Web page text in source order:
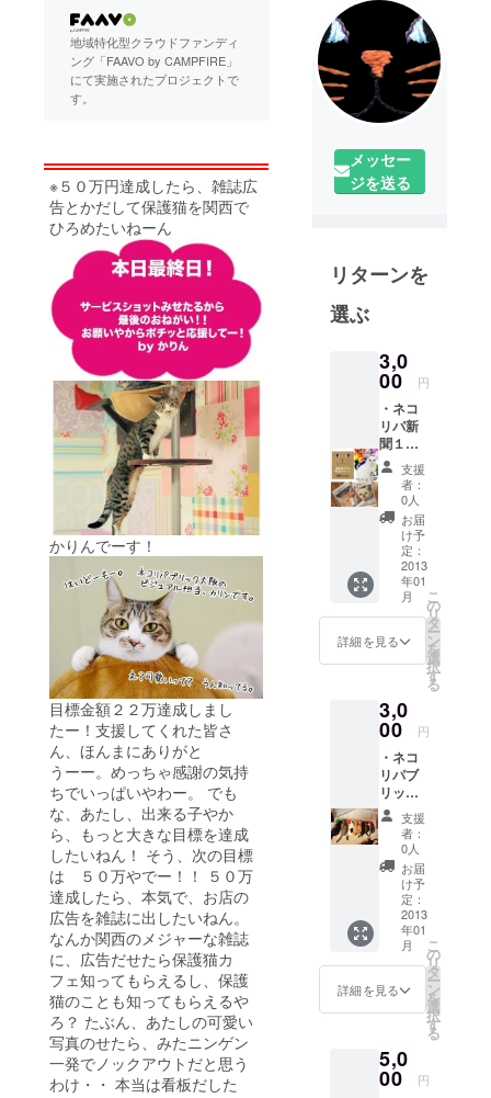
地域特化型クラウドファンディ
ング「FAAVO by CAMPFIRE」
にて実施されたプロジェクトで
す。
※５０万円達成したら、雑誌広
告とかだして保護猫を関西で
ひろめたいねーん
かりんでーす！
目標金額２２万達成しまし
たー！支援してくれた皆さ
ん、ほんまにありがと
うーー。めっちゃ感謝の気持
ちでいっぱいやわー。 でも
な、あたし、出来る子やか
ら、もっと大きな目標を達成
したいねん！ そう、次の目標
は ５０万やでー！！ ５０万
達成したら、本気で、お店の
広告を雑誌に出したいねん。
なんか関西のメジャーな雑誌
に、広告だせたら保護猫カ
フェ知ってもらえるし、保護
猫のことも知ってもらえるや
ろ？ たぶん、あたしの可愛い
写真のせたら、みたニンゲン
一発でノックアウトだと思う
わけ・・ 本当は看板だした
メッセー
ジを送る
リターンを
選ぶ
3,0
00 円
・ネコ
リパ新
聞１
号 ２
号ご自
宅まで
お届け
・ネコ
ブロマ
イド
（人気
大阪ネ
コベス
ト３
３枚）
回券
30分
【ネコ
リパ新
聞１
号 ２
号と
は】 当
店オリ
ジナル
の猫ま
みれ新
聞！大
阪ねこ
も虎視
眈々と
表紙を
いま
す。
支援
者：
0人
お届
け予
定：
2013
年01
月
詳細を見る
こ
の
リ
タ
ー
ン
を
選
択
す
る
3,0
00 円
・ネコ
リパブ
リック
大阪猫1
匹の1ヶ
月分の
ご飯代
金&トイ
レ代金
※お客様
のもと
には、
猫ごは
ん、猫
トイレ
ん。ネ
コリパ
の猫の
支援
者：
0人
お届
け予
定：
2013
年01
月
詳細を見る
こ
の
リ
タ
ー
ン
を
選
択
す
る
5,0
00 円